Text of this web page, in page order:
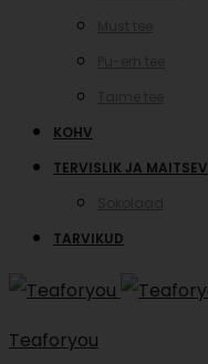
KOHV
TERVISLIK JA MAITSEV
TARVIKUD
Teaforyou